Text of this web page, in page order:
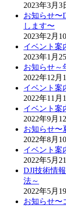
2023年3月3
お知らせ〜
します〜
2023年2月
イベント案
2023年1月
お知らせ～
2022年12月
イベント案
2022年11月
イベント案
2022年9月
お知らせ〜
2022年8月
イベント案
2022年5月
DJI技術情
法～
2022年5月
お知らせ〜